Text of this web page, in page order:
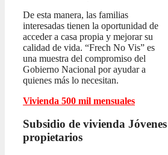
De esta manera, las familias
interesadas tienen la oportunidad de
acceder a casa propia y mejorar su
calidad de vida. “Frech No Vis” es
una muestra del compromiso del
Gobierno Nacional por ayudar a
quienes más lo necesitan.
Vivienda 500 mil mensuales
Subsidio de vivienda Jóvenes
propietarios